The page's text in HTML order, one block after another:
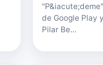
de Google Play
Pilar Be…